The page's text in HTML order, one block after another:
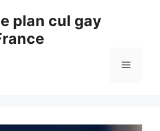
plan cul gay
Menu